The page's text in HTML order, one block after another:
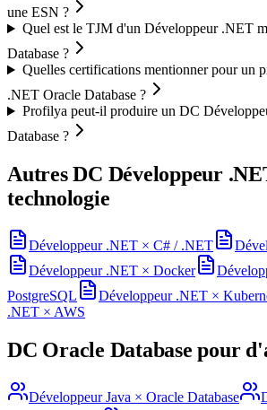
une ESN ?
Quel est le TJM d'un Développeur .NET
Database ?
Quelles certifications mentionner pour un
.NET Oracle Database ?
Profilya peut-il produire un DC
Database ?
Autres DC Développeur
technologie
Développeur .NET × C# / .NET
Développeur .NET × Docker
PostgreSQL
Développeur .NET ×
.NET × AWS
DC Oracle Database pour
Développeur Java × Oracle Database